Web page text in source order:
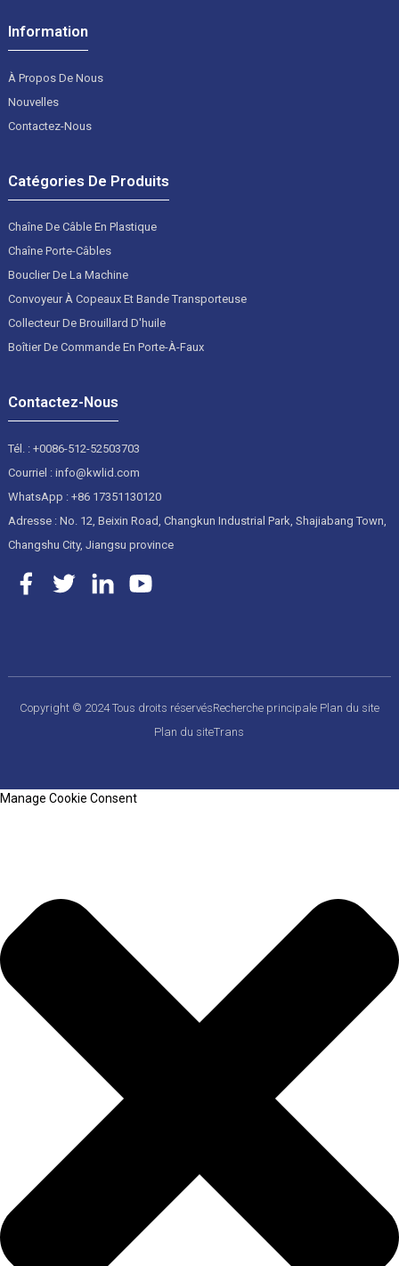
Information
À Propos De Nous
Nouvelles
Contactez-Nous
Catégories De Produits
Chaîne De Câble En Plastique
Chaîne Porte-Câbles
Bouclier De La Machine
Convoyeur À Copeaux Et Bande Transporteuse
Collecteur De Brouillard D'huile
Boîtier De Commande En Porte-À-Faux
Contactez-Nous
Tél. : +0086-512-52503703
Courriel : info@kwlid.com
WhatsApp : +86 17351130120
Adresse : No. 12, Beixin Road, Changkun Industrial Park, Shajiabang Town,
Changshu City, Jiangsu province
Copyright © 2024 Tous droits réservésRecherche principale Plan du site
Plan du siteTrans
Manage Cookie Consent